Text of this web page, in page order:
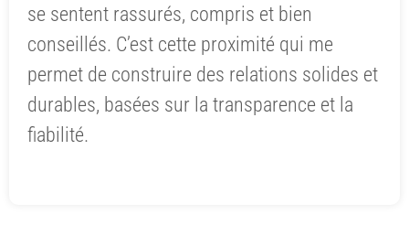
se sentent rassurés, compris et bien
conseillés. C’est cette proximité qui me
permet de construire des relations solides et
durables, basées sur la transparence et la
fiabilité.